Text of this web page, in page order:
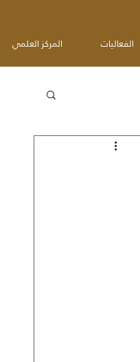
المركز العلمي الفعاليات